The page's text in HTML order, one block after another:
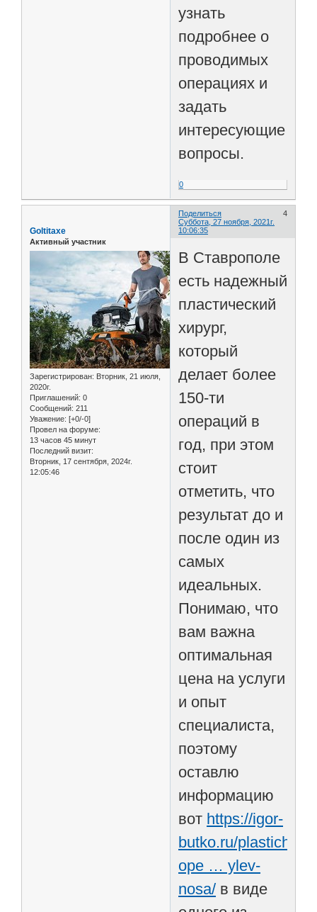
узнать
подробнее о
проводимых
операциях и
задать
интересующие
вопросы.
0
Поделиться
4
Суббота, 27 ноября, 2021г.
10:06:35
Goltitaxe
Активный участник
Зарегистрирован: Вторник, 21 июля,
2020г.
Приглашений: 0
Сообщений: 211
Уважение: [+0/-0]
Провел на форуме:
13 часов 45 минут
Последний визит:
Вторник, 17 сентября, 2024г.
12:05:46
В Ставрополе
есть надежный
пластический
хирург,
который
делает более
150-ти
операций в
год, при этом
стоит
отметить, что
результат до и
после один из
самых
идеальных.
Понимаю, что
вам важна
оптимальная
цена на услуги
и опыт
специалиста,
поэтому
оставлю
информацию
вот https://igor-
butko.ru/
ope … ylev-
nosa/ в виде